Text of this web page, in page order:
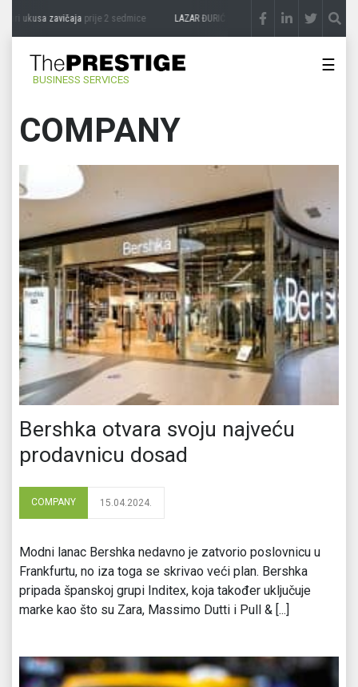
zavičajaprije 2 sedmice LAZAR ĐURIĆ: Promocija potencijal pretvara u
BUSINESS SERVICES
☰
COMPANY
Bershka otvara svoju najveću
prodavnicu dosad
COMPANY 15.04.2024.
Modni lanac Bershka nedavno je zatvorio poslovnicu u
Frankfurtu, no iza toga se skrivao veći plan. Bershka
pripada španskoj grupi Inditex, koja također uključuje
marke kao što su Zara, Massimo Dutti i Pull & [...]